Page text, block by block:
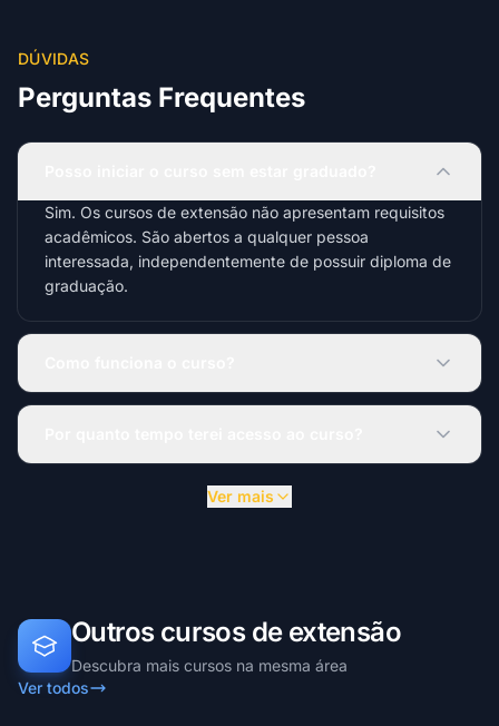
DÚVIDAS
Perguntas Frequentes
Sim. Os cursos de extensão não apresentam requisitos
acadêmicos. São abertos a qualquer pessoa
interessada, independentemente de possuir diploma de
graduação.
Ver mais
Outros cursos de extensão
Descubra mais cursos na mesma área
Ver todos